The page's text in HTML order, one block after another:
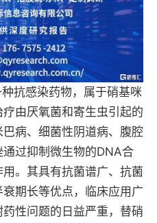
抗感染药物，属于硝基咪
由厌氧菌和寄生虫引起的
病、细菌性阴道病、腹腔
过抑制微生物的DNA合
。其具有抗菌谱广、抗菌
期长等优点，临床应用广
性问题的日益严重，替硝